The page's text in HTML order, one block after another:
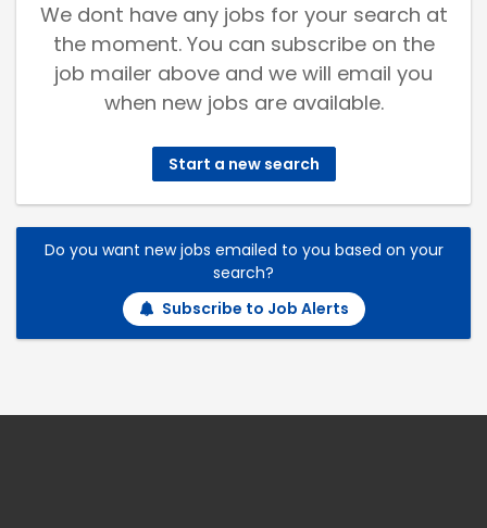
We dont have any jobs for your search at
the moment. You can subscribe on the
job mailer above and we will email you
when new jobs are available.
Start a new search
Do you want new jobs emailed to you based on your
search?
Subscribe to Job Alerts